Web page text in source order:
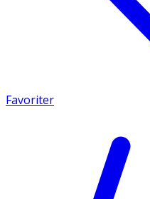
Favoriter